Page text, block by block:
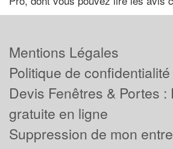
Mentions Légales
Politique de confidentialité
Devis Fenêtres & Portes :
gratuite en ligne
Suppression de mon